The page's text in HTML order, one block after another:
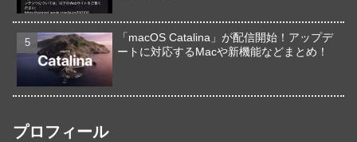
「macOS Catalina」が配信開始！アップデ
ートに対応するMacや新機能などまとめ！
プロフィール